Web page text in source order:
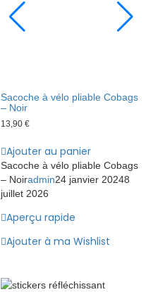
Sacoche à vélo pliable Cobags
– Noir
13,90€
Ajouter au panier
Sacoche à vélo pliable Cobags
– Noiradmin24 janvier 20248
juillet 2026
Aperçu rapide
Ajouter à ma Wishlist